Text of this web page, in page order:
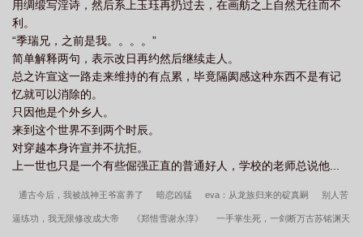
用绸缎写淫诗，然后系上玉珏再扔过去，在画舫之上自然无往而不
利。
“季瑞兄，之前是我。。。。”
简单解释两句，表示改日再约然后继续走人。
总之许宣这一路走来维持的有点累，毕竟隔阂感这种东西不是有记
忆就可以消除的。
只因他是个外乡人。
来到这个世界不到两个时辰。
对穿越本身许宣并不抗拒。
上一世也只是一个有些倔强正直的普通好人，学校的老师总说他...
通古今后，我被战神王爷富养了 暗恋凶猛 eva：从龙族归来的碇真嗣 别人苦
逼练功，我无限修改成大帝 《郑惜雪谢永淳》 一手掌生死，一剑断万古苏铭渊天